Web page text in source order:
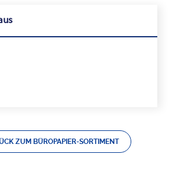
ZUM BÜROPAPIER-SORTIMENT